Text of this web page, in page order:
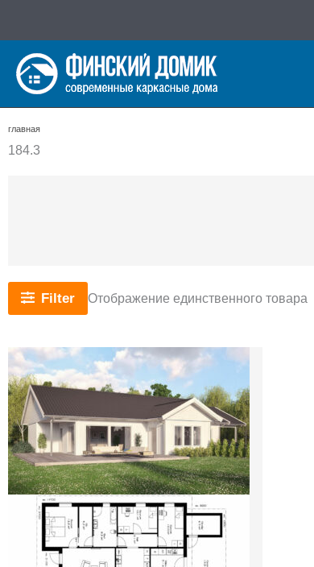
к
содержимому
главная
184.3
Filter Отображение единственного товара